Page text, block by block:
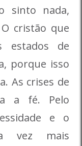
sinto nada,
cristão que
estados de
porque isso
As crises de
a fé. Pelo
e o
vez mais